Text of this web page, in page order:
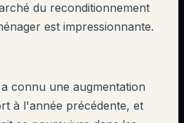
du reconditionnement
est impressionnante.
connu une augmentation
à l'année précédente, et